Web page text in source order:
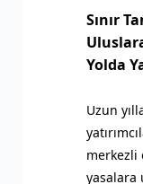
Sınır
Yolda
Uzun
merkezli
yasalara